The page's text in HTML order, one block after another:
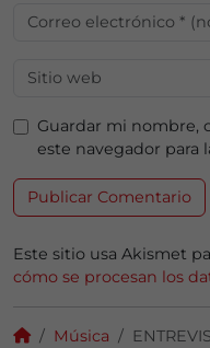
Guardar mi nombre,
este navegador para
Este sitio usa Akismet
cómo se procesan los
Música